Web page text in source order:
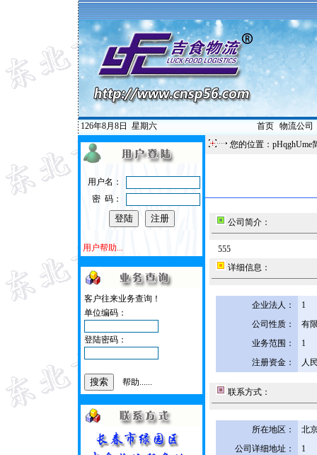
126年8月8日 星期六 首页| 物流公司
用户名：
密 码：
用户帮助...
客户往来业务查询！
单位编码：
登陆密码：
帮助......
您的位置：pHqghUme
公司简介：
555
详细信息：
企业法人：
1
公司性质：
有
业务范围：
1
注册资金：
人
联系方式：
所在地区：
北
公司详细地址：
1